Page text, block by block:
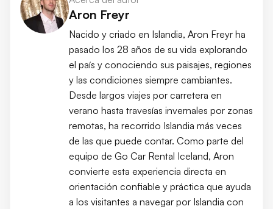
Aron Freyr
Nacido y criado en Islandia, Aron Freyr ha
pasado los 28 años de su vida explorando
el país y conociendo sus paisajes, regiones
y las condiciones siempre cambiantes.
Desde largos viajes por carretera en
verano hasta travesías invernales por zonas
remotas, ha recorrido Islandia más veces
de las que puede contar. Como parte del
equipo de Go Car Rental Iceland, Aron
convierte esta experiencia directa en
orientación confiable y práctica que ayuda
a los visitantes a navegar por Islandia con